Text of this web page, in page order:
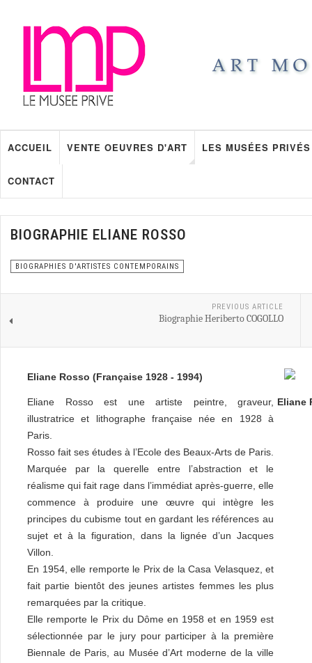
ACCUEIL VENTE OEUVRES D'ART LES MUSÉES PRIVÉS
CONTACT
BIOGRAPHIE ELIANE ROSSO
BIOGRAPHIES D'ARTISTES CONTEMPORAINS
PREVIOUS ARTICLE
Biographie Heriberto COGOLLO
Eliane Rosso (Française 1928 - 1994)
Eliane Rosso est une artiste peintre, graveur,
illustratrice et lithographe française née en 1928 à
Paris.
Rosso fait ses études à l’Ecole des Beaux-Arts de Paris.
Marquée par la querelle entre l’abstraction et le
réalisme qui fait rage dans l’immédiat après-guerre, elle
commence à produire une œuvre qui intègre les
principes du cubisme tout en gardant les références au
sujet et à la figuration, dans la lignée d’un Jacques
Villon.
En 1954, elle remporte le Prix de la Casa Velasquez, et
fait partie bientôt des jeunes artistes femmes les plus
remarquées par la critique.
Elle remporte le Prix du Dôme en 1958 et en 1959 est
sélectionnée par le jury pour participer à la première
Biennale de Paris, au Musée d’Art moderne de la ville
Eliane